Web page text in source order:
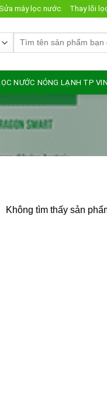
máy lọc nước Thay lõi
Tìm
NƯỚC NÓNG LẠNH TP
Không tìm thấy sản